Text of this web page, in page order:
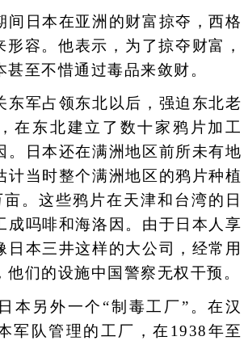
日本在亚洲的财富掠夺，西格
形容。他表示，为了掠夺财富，
至不惜通过毒品来敛财。
军占领东北以后，强迫东北老
在东北建立了数十家鸦片加工
。日本还在满洲地区前所未有地
计当时整个满洲地区的鸦片种植
。这些鸦片在天津和台湾的日
成吗啡和海洛因。由于日本人享
日本三井这样的大公司，经常用
他们的设施中国警察无权干预。
另外一个“制毒工厂”。在汉
军队管理的工厂，在1938年至